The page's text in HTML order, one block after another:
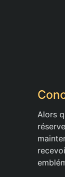
Alors